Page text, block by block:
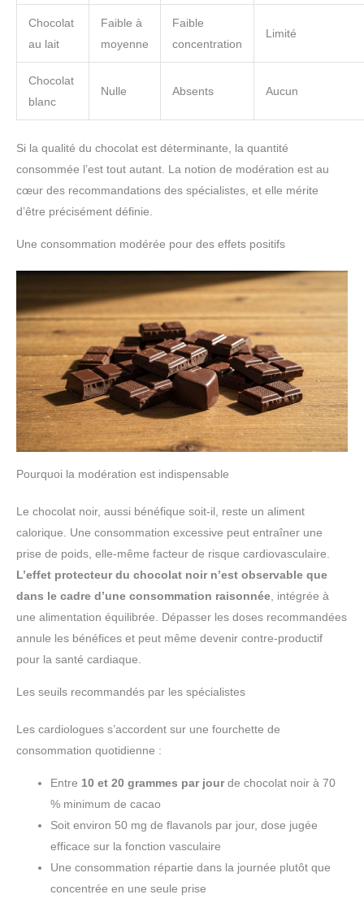
Chocolat
au lait
Faible à
moyenne
Faible
concentration
Limité
Chocolat
blanc
Nulle Absents Aucun
Si la qualité du chocolat est déterminante, la quantité
consommée l’est tout autant. La notion de modération est au
cœur des recommandations des spécialistes, et elle mérite
d’être précisément définie.
Une consommation modérée pour des effets positifs
Pourquoi la modération est indispensable
Le chocolat noir, aussi bénéfique soit-il, reste un aliment
calorique. Une consommation excessive peut entraîner une
prise de poids, elle-même facteur de risque cardiovasculaire.
L’effet protecteur du chocolat noir n’est observable que
dans le cadre d’une consommation raisonnée , intégrée à
une alimentation équilibrée. Dépasser les doses recommandées
annule les bénéfices et peut même devenir contre-productif
pour la santé cardiaque.
Les seuils recommandés par les spécialistes
Les cardiologues s’accordent sur une fourchette de
consommation quotidienne :
Entre 10 et 20 grammes par jourde chocolat noir à 70
% minimum de cacao
Soit environ 50 mg de flavanols par jour, dose jugée
efficace sur la fonction vasculaire
Une consommation répartie dans la journée plutôt que
concentrée en une seule prise